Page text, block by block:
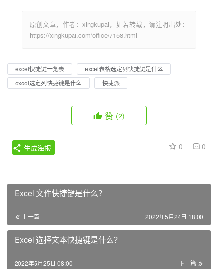
原创文章，作者：xingkupai，如若转载，请注明出处：
https://xingkupai.com/office/7158.html
excel快捷键一览表
excel表格选定列快捷键是什么
excel选定列快捷键是什么
快捷派
赞 (2)
0 0
生成海报
Excel 文件快捷键是什么？
上一篇 2022年5月24日 18:00
Excel 选择文本快捷键是什么？
下一篇
2022年5月25日 08:00